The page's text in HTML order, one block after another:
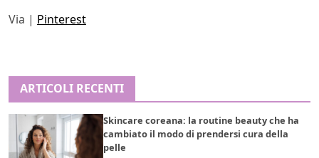
Via | Pinterest
ARTICOLI RECENTI
Skincare coreana: la routine beauty che ha
cambiato il modo di prendersi cura della
pelle